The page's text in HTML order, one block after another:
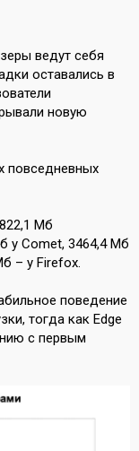
ведут себя
оставались в
новую
повседневных
Мб
у Comet, 3464,4 Мб
– у Firefox.
поведение
тогда как Edge
с первым